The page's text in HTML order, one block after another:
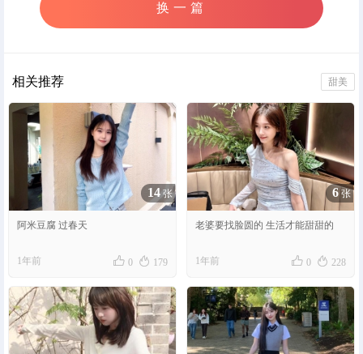
换一篇
相关推荐 甜美
14 张
阿米豆腐 过春天
1年前  0  179
6 张
老婆要找脸圆的 生活才能甜甜的
1年前  0  228